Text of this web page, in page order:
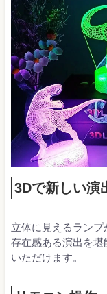
3Dで新しい演
立体に見えるラン
存在感ある演出を
いただけます。